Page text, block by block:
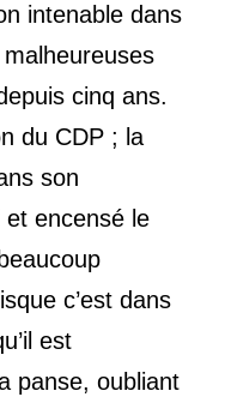
intenable dans
cinq ans.
du CDP ; la
son
encensé le
c’est dans
est
panse, oubliant